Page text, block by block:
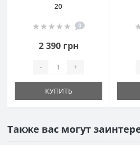
20
0
2 390 грн
- +
КУПИТЬ
Также вас могут